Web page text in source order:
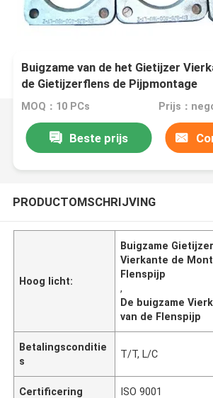
Buigzame van de het Gietijzer
de Gietijzerflens de Pijpmontage
MOQ：10 PCs Prijs：
Beste prijs
PRODUCTOMSCHRIJVING
Hoog licht:
Buigzame
Vierkante de
Flenspijp
,
De buigzame
van de Flenspijp
Betalingsconditie
s
T/T, L/C
Certificering ISO 9001